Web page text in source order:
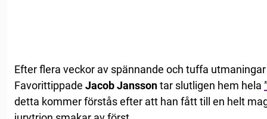
Efter flera veckor av spännande och tuffa
Favorittippade Jacob Janssontar slutligen hem hela
detta kommer förstås efter att han fått till en helt